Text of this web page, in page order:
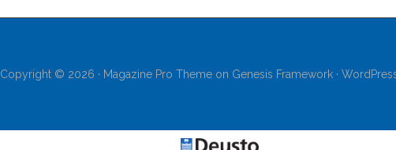
Copyright © 2026 · Magazine Pro Themeon Genesis Framework·